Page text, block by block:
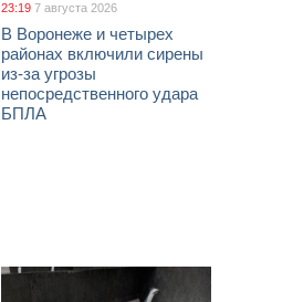
23:19 7 августа 2026
В Воронеже и четырех
районах включили сирены
из-за угрозы
непосредственного удара
БПЛА